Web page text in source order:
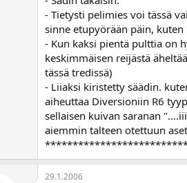
- Tietysti pelimies voi tässä
sinne etupyörään päin, kuten
- Kun kaksi pientä pulttia on
keskimmäisen reijästä
tässä tredissä)
- Liiaksi kiristetty säädin.
aiheuttaa Diversioniin R6
sellaisen kuivan saranan
aiemmin talteen otettuun
29.1.2006